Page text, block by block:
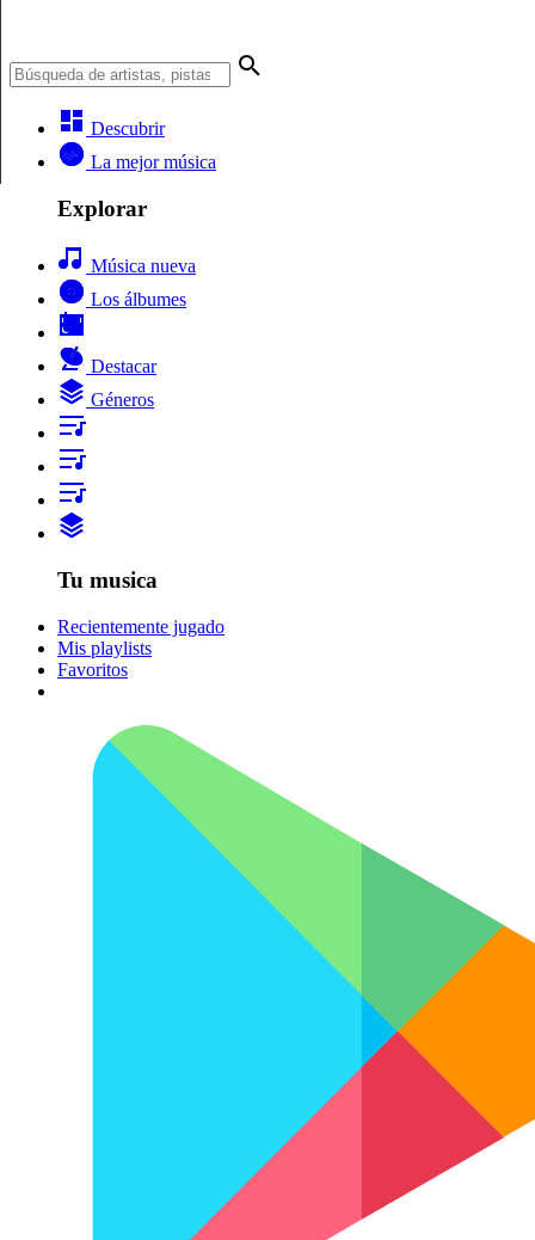
Descubrir
La mejor música
Explorar
Música nueva
Los álbumes
Destacar
Géneros
Tu musica
Recientemente jugado
Mis playlists
Favoritos